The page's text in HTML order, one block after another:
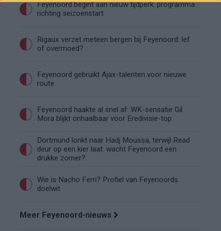
Feyenoord begint aan nieuw tijdperk: programma
richting seizoenstart
Rigaux verzet meteen bergen bij Feyenoord: lef
of overmoed?
Feyenoord gebruikt Ajax-talenten voor nieuwe
route
Feyenoord haakte al snel af: WK-sensatie Gil
Mora blijkt onhaalbaar voor Eredivisie-top
Dortmund lonkt naar Hadj Moussa, terwijl Read
deur op een kier laat: wacht Feyenoord een
drukke zomer?
Wie is Nacho Ferri? Profiel van Feyenoords
doelwit
Meer Feyenoord-nieuws